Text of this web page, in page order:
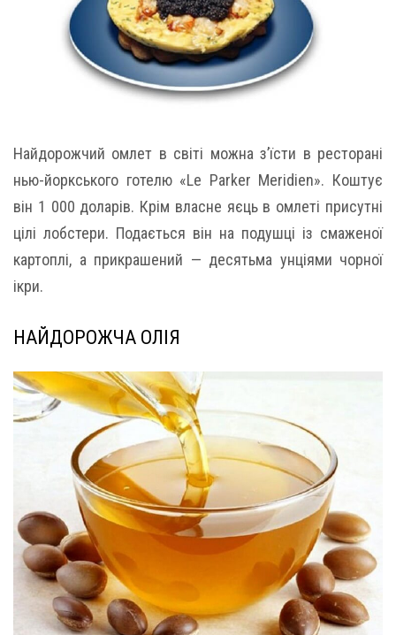
Найдорожчий омлет в світі можна з’їсти в ресторані
нью-йоркського готелю «Le Parker Meridien». Коштує
він 1 000 доларів. Крім власне яєць в омлеті присутні
цілі лобстери. Подається він на подушці із смаженої
картоплі, а прикрашений — десятьма унціями чорної
ікри.
НАЙДОРОЖЧА ОЛІЯ